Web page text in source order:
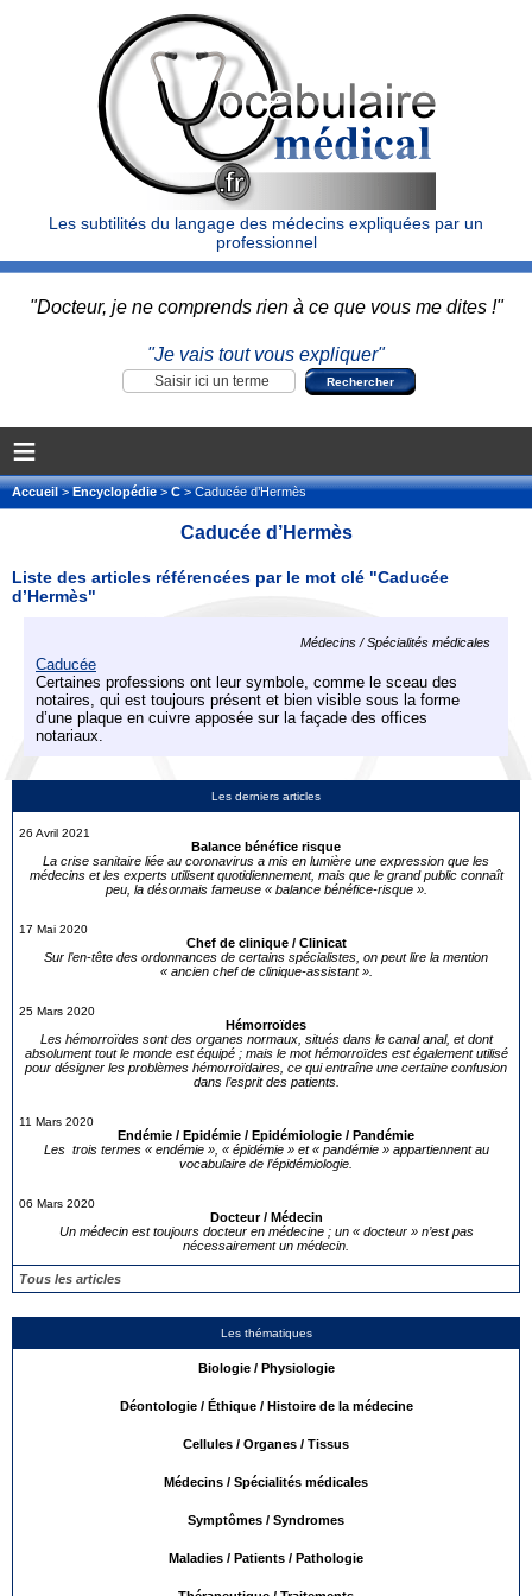
Les subtilités du langage des médecins expliquées par un
professionnel
"Docteur, je ne comprends rien à ce que vous me dites !"
"Je vais tout vous expliquer"
≡
Accueil>Encyclopédie>C> Caducée d’Hermès
Les derniers articles
26 Avril 2021
Balance bénéfice risque
La crise sanitaire liée au coronavirus a mis en lumière une expression que les
médecins et les experts utilisent quotidiennement, mais que le grand public connaît
peu, la désormais fameuse « balance bénéfice-risque ».
17 Mai 2020
Chef de clinique / Clinicat
Sur l’en-tête des ordonnances de certains spécialistes, on peut lire la mention
« ancien chef de clinique-assistant ».
25 Mars 2020
Hémorroïdes
Les hémorroïdes sont des organes normaux, situés dans le canal anal, et dont
absolument tout le monde est équipé ; mais le mot hémorroïdes est également utilisé
pour désigner les problèmes hémorroïdaires, ce qui entraîne une certaine confusion
dans l’esprit des patients.
11 Mars 2020
Endémie / Epidémie / Epidémiologie / Pandémie
Les trois termes « endémie », « épidémie » et « pandémie » appartiennent au
vocabulaire de l’épidémiologie.
06 Mars 2020
Docteur / Médecin
Un médecin est toujours docteur en médecine ; un « docteur » n’est pas
nécessairement un médecin.
Tous les articles
Les thématiques
Biologie / Physiologie
Déontologie / Éthique / Histoire de la médecine
Cellules / Organes / Tissus
Médecins / Spécialités médicales
Symptômes / Syndromes
Maladies / Patients / Pathologie
Caducée d’Hermès
Liste des articles référencées par le mot clé "Caducée
d’Hermès"
Médecins / Spécialités médicales
Caducée
Certaines professions ont leur symbole, comme le sceau des
notaires, qui est toujours présent et bien visible sous la forme
d’une plaque en cuivre apposée sur la façade des offices
notariaux.